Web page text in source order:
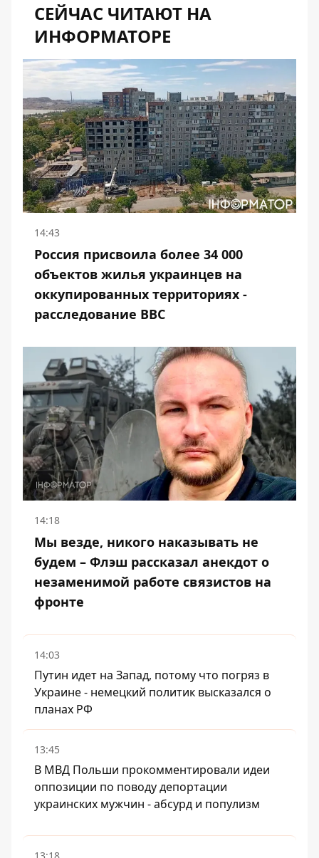
СЕЙЧАС ЧИТАЮТ НА
ИНФОРМАТОРЕ
14:43
Россия присвоила более 34 000
объектов жилья украинцев на
оккупированных территориях -
расследование BBC
14:18
Мы везде, никого наказывать не
будем – Флэш рассказал анекдот о
незаменимой работе связистов на
фронте
14:03
Путин идет на Запад, потому что погряз в
Украине - немецкий политик высказался о
планах РФ
13:45
В МВД Польши прокомментировали идеи
оппозиции по поводу депортации
украинских мужчин - абсурд и популизм
13:18